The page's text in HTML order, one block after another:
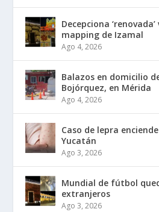
Decepciona
mapping de Izamal
Ago 4, 2026
Balazos en domicilio
Bojórquez, en Mérida
Ago 4, 2026
Caso de lepra
Yucatán
Ago 3, 2026
Mundial de fútbol
extranjeros
Ago 3, 2026